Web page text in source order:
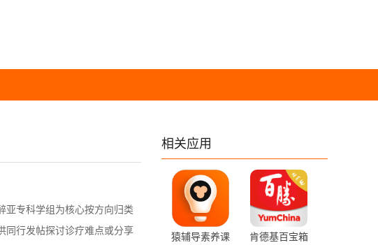
亚专科学组为核心按方向归类
同行发帖探讨诊疗难点或分享
相关应用
猿辅导素养课
肯德基百宝箱